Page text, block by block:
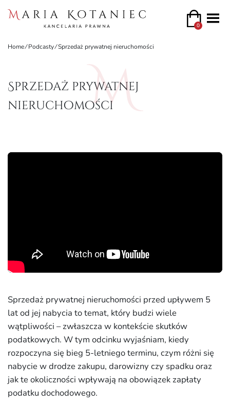
0
Home⁄Podcasty⁄Sprzedaż prywatnej nieruchomości
Sprzedaż prywatnej
nieruchomości
Sprzedaż prywatnej nieruchomości przed upływem 5
lat od jej nabycia to temat, który budzi wiele
wątpliwości – zwłaszcza w kontekście skutków
podatkowych. W tym odcinku wyjaśniam, kiedy
rozpoczyna się bieg 5-letniego terminu, czym różni się
nabycie w drodze zakupu, darowizny czy spadku oraz
jak te okoliczności wpływają na obowiązek zapłaty
podatku dochodowego.